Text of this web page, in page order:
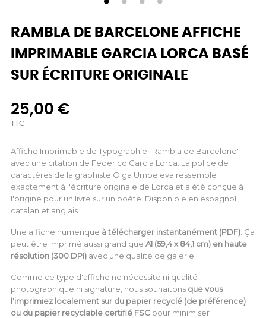
RAMBLA DE BARCELONE AFFICHE
IMPRIMABLE GARCIA LORCA BASÉ
SUR ÉCRITURE ORIGINALE
25,00 €
TTC
Affiche Imprimable de Typographie "Rambla de Barcelone"
avec une citation de Federico Garcia Lorca. La police de
caractères de la graphiste Olga Umpeleva ressemble
exactement à l'écriture originale de Lorca et a été conçue à
l'origine pour un livre sur un poète. Disponible en espagnol,
catalan et anglais.
Une affiche numerique à télécharger instantanément (PDF) . Ça
peut être imprimé aussi grand que A1 (59,4 x 84,1 cm) en haute
résolution (300 DPI) avec une qualité de galerie.
Comme ce type d'affiche ne nécessite ni qualité
photographique ni signature, nous souhaitons que vous
l'imprimiez localement sur du papier recyclé (de préférence)
ou du papier recyclable certifié FSC pour minimiser